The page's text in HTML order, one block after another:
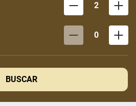
2
0
BUSCAR